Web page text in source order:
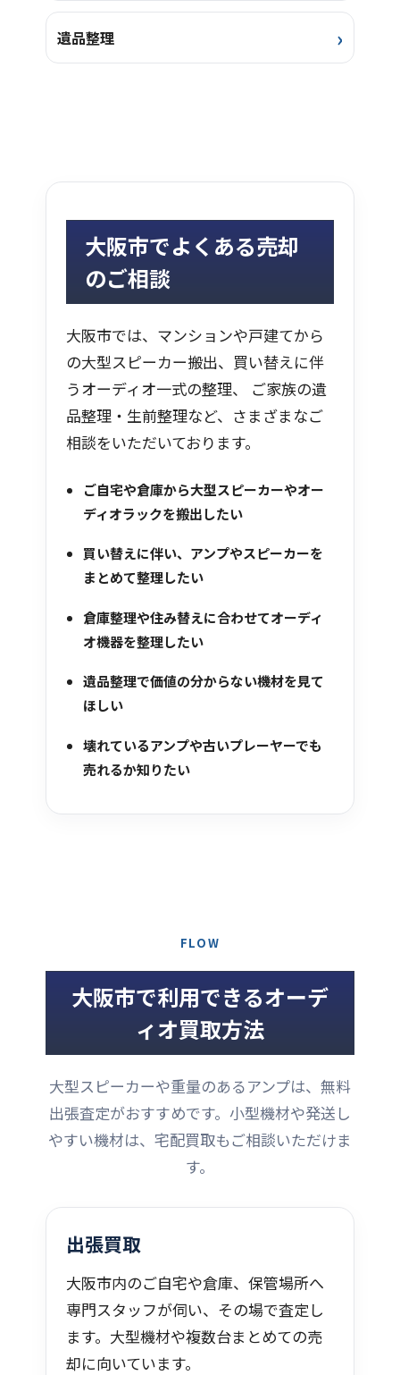
遺品整理
大阪市でよくある売却
のご相談
大阪市では、マンションや戸建てから
の大型スピーカー搬出、買い替えに伴
うオーディオ一式の整理、 ご家族の遺
品整理・生前整理など、さまざまなご
相談をいただいております。
ご自宅や倉庫から大型スピーカーやオー
ディオラックを搬出したい
買い替えに伴い、アンプやスピーカーを
まとめて整理したい
倉庫整理や住み替えに合わせてオーディ
オ機器を整理したい
遺品整理で価値の分からない機材を見て
ほしい
壊れているアンプや古いプレーヤーでも
売れるか知りたい
FLOW
大阪市で利用できるオーデ
ィオ買取方法
大型スピーカーや重量のあるアンプは、無料
出張査定がおすすめです。小型機材や発送し
やすい機材は、宅配買取もご相談いただけま
す。
出張買取
大阪市内のご自宅や倉庫、保管場所へ
専門スタッフが伺い、その場で査定し
ます。大型機材や複数台まとめての売
却に向いています。